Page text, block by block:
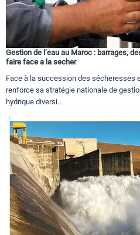
Gestion de l’eau au Maroc : barrages,
faire face a la secher
Face à la succession des sécheresses
renforce sa stratégie nationale de
hydrique diversi...